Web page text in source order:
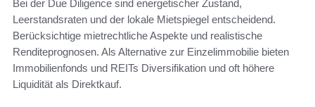
Bei der Due Diligence sind energetischer Zustand,
Leerstandsraten und der lokale Mietspiegel entscheidend.
Berücksichtige mietrechtliche Aspekte und realistische
Renditeprognosen. Als Alternative zur Einzelimmobilie bieten
Immobilienfonds und REITs Diversifikation und oft höhere
Liquidität als Direktkauf.